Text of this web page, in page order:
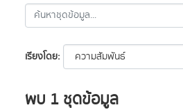
เรียงโดย
พบ 1 ชุดข้อมูล